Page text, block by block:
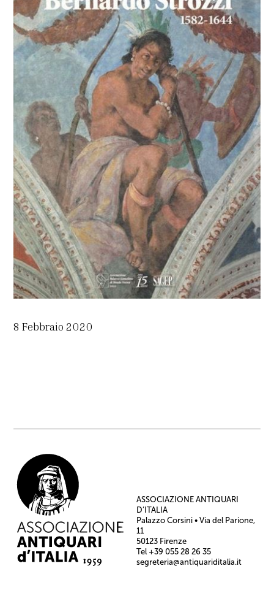
8 Febbraio 2020
ASSOCIAZIONE ANTIQUARI
D’ITALIA
Palazzo Corsini • Via del Parione,
11
50123 Firenze
Tel +39 055 28 26 35
segreteria@antiquariditalia.it